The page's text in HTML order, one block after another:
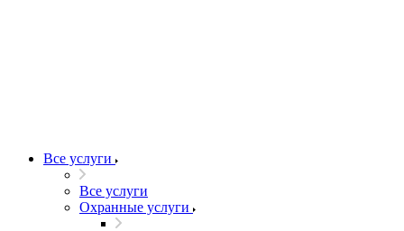
Все услуги
Все услуги
Охранные услуги